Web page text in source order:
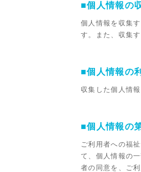
■個人情報の
個人情報を収集
す。また、収集
■個人情報の
収集した個人情
■個人情報の
ご利用者への福
て、個人情報の
者の同意を、ご